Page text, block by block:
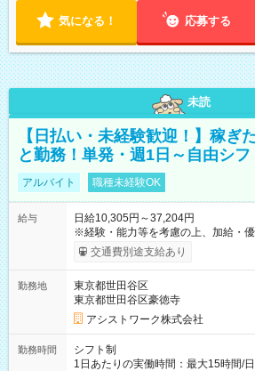
気になる！ 応募する
未読
【日払い・未経験歓迎！】稼ぎ
と勤務！単発・週1日～自由シ
アルバイト 職種未経験OK
給与
日給10,305円～37,204円
※経験・能力等を考慮の上、加給・優遇いた
間】試用期間なし
交通費別途支給あり
勤務地
東京都世田谷区
東京都世田谷区豪徳寺
アシストワーク株式会社
勤務時間
シフト制
1日あたりの実働時間：最大15時間/